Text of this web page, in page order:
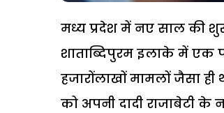
मध्य प्रदेश में नए साल की
शाताब्दिपुरम इलाके में एक
हजारोंलाखों मामलों जैसा
को अपनी दादी राजाबेटी के